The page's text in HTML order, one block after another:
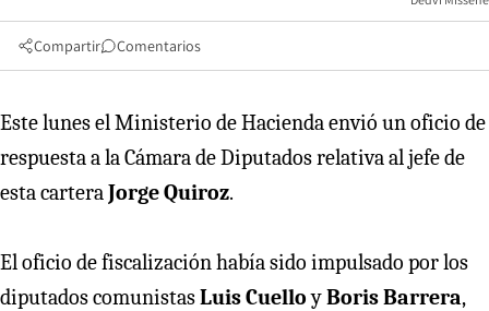
Compartir Comentarios
Este lunes el Ministerio de Hacienda envió un oficio de
respuesta a la Cámara de Diputados relativa al jefe de
esta carteraJorge Quiroz.
El oficio de fiscalización había sido impulsado por los
diputados comunistasLuis CuelloyBoris Barrera,